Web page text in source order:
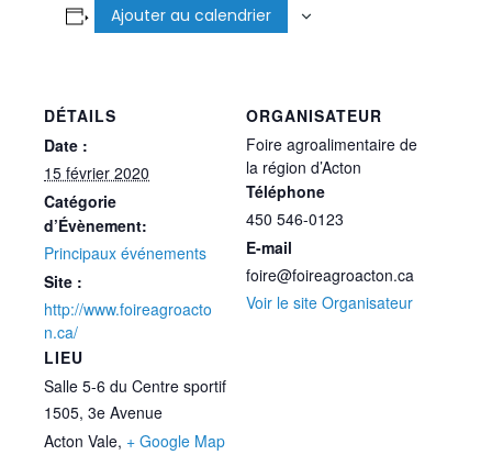
Ajouter au calendrier
DÉTAILS
Date :
15 février 2020
Catégorie
d’Évènement:
Principaux événements
Site :
http://www.foireagroacto
n.ca/
LIEU
Salle 5-6 du Centre sportif
1505, 3e Avenue
Acton Vale, + Google Map
ORGANISATEUR
Foire agroalimentaire de
la région d’Acton
Téléphone
450 546-0123
E-mail
foire@foireagroacton.ca
Voir le site Organisateur